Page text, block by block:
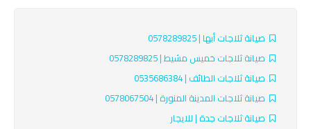
صيانة ثلاجات أبها | 0578289825
صيانة ثلاجات خميس مشيط | 0578289825
صيانة ثلاجات الطائف | 0535686384
صيانة ثلاجات المدينة المنورة | 0578067504
صيانة ثلاجات جدة | للايجار